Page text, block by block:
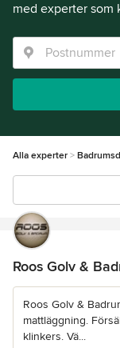
med experter som
Alla experter
Roos Golv &
Roos Golv &
mattläggning.
klinkers. Vä...